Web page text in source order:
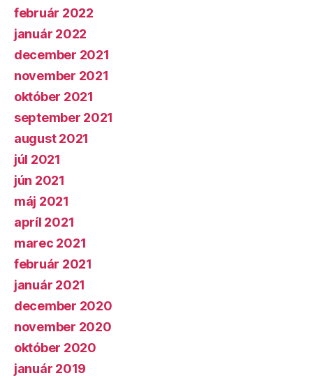
február 2022
január 2022
december 2021
november 2021
október 2021
september 2021
august 2021
júl 2021
jún 2021
máj 2021
apríl 2021
marec 2021
február 2021
január 2021
december 2020
november 2020
október 2020
január 2019